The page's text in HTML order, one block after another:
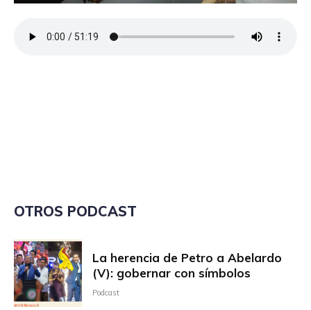
OTROS PODCAST
La herencia de Petro a Abelardo
(V): gobernar con símbolos
Podcast